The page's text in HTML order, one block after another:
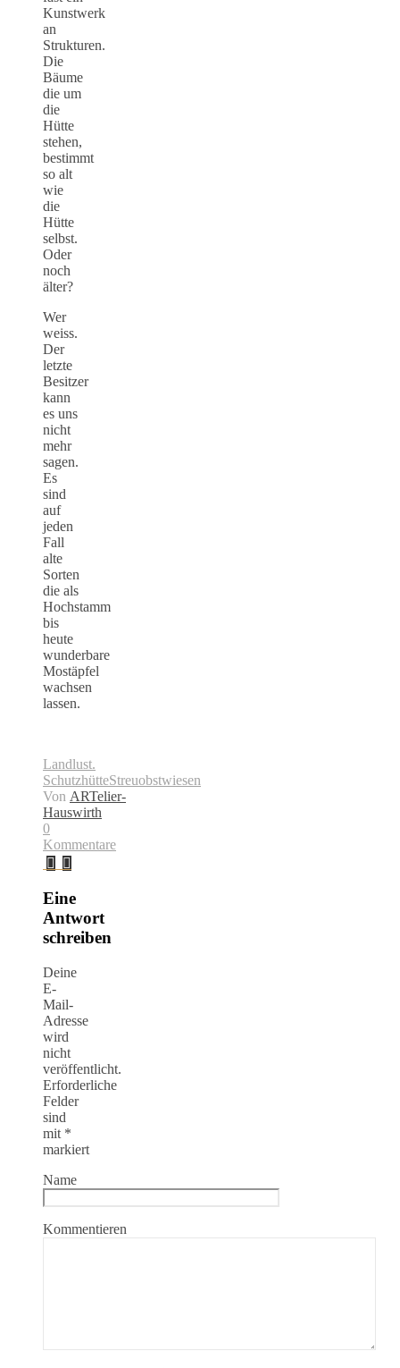
Kunstwerk
an
Strukturen.
Die
Bäume
die um
die
Hütte
stehen,
bestimmt
so alt
wie
die
Hütte
selbst.
Oder
noch
älter?
Wer
weiss.
Der
letzte
Besitzer
kann
es uns
nicht
mehr
sagen.
Es
sind
auf
jeden
Fall
alte
Sorten
die als
Hochstamm
bis
heute
wunderbare
Mostäpfel
wachsen
lassen.
Landlust.
SchutzhütteStreuobstwiesen
Von ARTelier-
Hauswirth
0
Kommentare
Eine
Antwort
schreiben
Deine
E-
Mail-
Adresse
wird
nicht
veröffentlicht.
Erforderliche
Felder
sind
mit *
markiert
Name
Kommentieren